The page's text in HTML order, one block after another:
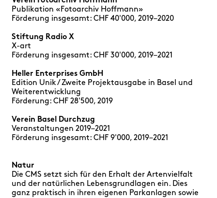
Publikation «Fotoarchiv Hoffmann»
Förderung insgesamt: CHF 40'000, 2019–2020
Stiftung Radio X
X-art
Förderung insgesamt: CHF 30'000, 2019–2021
Heller Enterprises GmbH
Edition Unik / Zweite Projektausgabe in Basel und
Weiterentwicklung
Förderung: CHF 28'500, 2019
Verein Basel Durchzug
Veranstaltungen 2019–2021
Förderung insgesamt: CHF 9'000, 2019–2021
Natur
Die CMS setzt sich für den Erhalt der Artenvielfalt
und der natürlichen Lebensgrundlagen ein. Dies
ganz praktisch in ihren eigenen Parkanlagen sowie